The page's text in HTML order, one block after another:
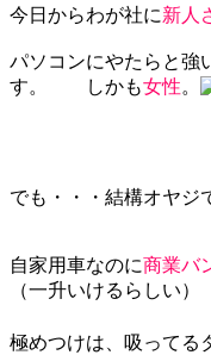
今日からわが社に新人
パソコンにやたらと強
す。 しかも女性。
でも・・・結構オヤジ
自家用車なのに商業バ
（一升いけるらしい）
極めつけは、吸って